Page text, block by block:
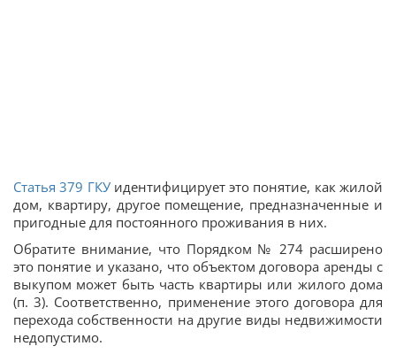
Статья 379 ГКУидентифицирует это понятие, как жилой
дом, квартиру, другое помещение, предназначенные и
пригодные для постоянного проживания в них.
Обратите внимание, что Порядком № 274 расширено
это понятие и указано, что объектом договора аренды с
выкупом может быть часть квартиры или жилого дома
(п. 3). Соответственно, применение этого договора для
перехода собственности на другие виды недвижимости
недопустимо.